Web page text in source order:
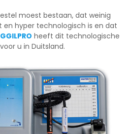
moest bestaan, dat weinig
hyper technologisch is en dat
GGILPRO heeft dit technologische
u in Duitsland.